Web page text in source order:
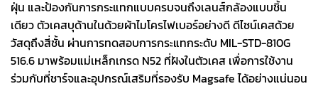
ฝุ่น และป้องกันการกระแทกแบบครบจนถึงเลนส์กล้องแบบชิ้น
เดียว ตัวเคสบุด้านในด้วยผ้าไมโครไฟเบอร์อย่างดี ดีไซน์เคสด้วย
วัสดุถึงสี่ชั้น ผ่านการทดสอบการกระแทกระดับ MIL-STD-810G
516.6 มาพร้อมแม่เหล็กเกรด N52 ที่ฝังในตัวเคส เพื่อการใช้งาน
ร่วมกับที่ชาร์จและอุปกรณ์เสริมที่รองรับ Magsafe ได้อย่างแน่นอน